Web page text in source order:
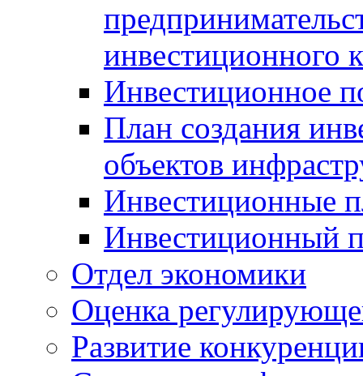
инвестиционного
Инвестиционное
План создания
объектов
Инвестиционные
Инвестиционный
Отдел экономики
Оценка
Развитие